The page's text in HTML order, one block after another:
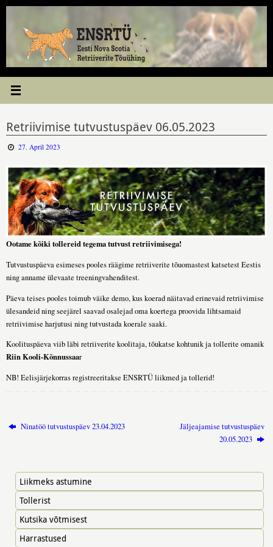
Skip
Retriivimise tutvustuspäev 06.05.2023
27. April 2023
Ootame kõiki tollereid tegema tutvust retriivimisega!
Tutvustuspäeva esimeses pooles räägime retriiverite tõuomastest katsetest Eestis
ning anname ülevaate treeningvahenditest.
Päeva teises pooles toimub väike demo, kus koerad näitavad erinevaid retriivimise
ülesandeid ning seejärel saavad osalejad oma koertega proovida lihtsamaid
retriivimise harjutusi ning tutvustada koerale saaki.
Koolituspäeva viib läbi retriiverite koolitaja, tõukatse kohtunik ja tollerite omanik
Riin Kooli-Kõnnussaar
NB! Eelisjärjekorras registreeritakse ENSRTÜ liikmed ja tollerid!
Ninatöö tutvustuspäev 23.04.2023
Jäljeajamise tutvustuspäev
20.05.2023
Liikmeks astumine
Tollerist
Kutsika võtmisest
Harrastused